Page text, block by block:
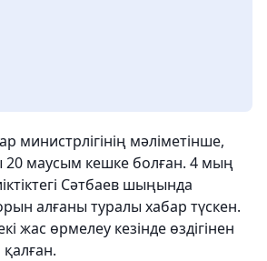
министрлігінің мәліметінше,
20 маусым кешке болған. 4 мың
Сәтбаев шыңында
алғаны туралы хабар түскен.
жас өрмелеу кезінде өздігінен